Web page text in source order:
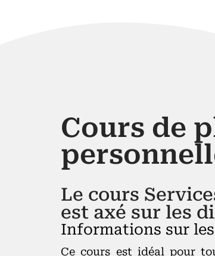
Cours de
Le cours
est axé sur les
Informations sur
Ce cours est idéal pour